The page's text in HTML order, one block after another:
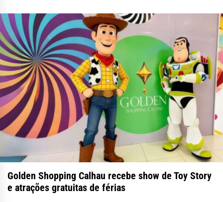
Golden Shopping Calhau recebe show de Toy Story
e atrações gratuitas de férias